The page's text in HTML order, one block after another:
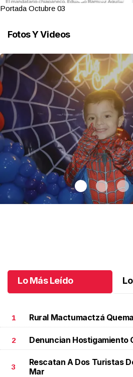
Portada Octubre 03
Fotos Y Videos
Lo Más Leído
1 Rural Mactumactzá
2 Denuncian Hostigamiento
3
Rescatan A Dos Turistas
Mar